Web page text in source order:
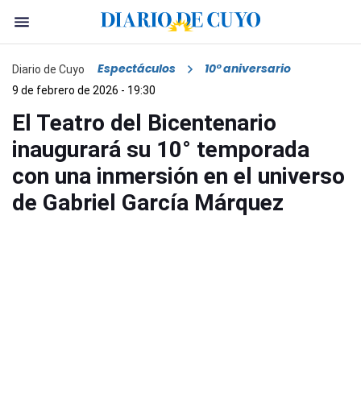
Diario de Cuyo Espectáculos 10° aniversario
9 de febrero de 2026 - 19:30
El Teatro del Bicentenario
inaugurará su 10° temporada
con una inmersión en el universo
de Gabriel García Márquez